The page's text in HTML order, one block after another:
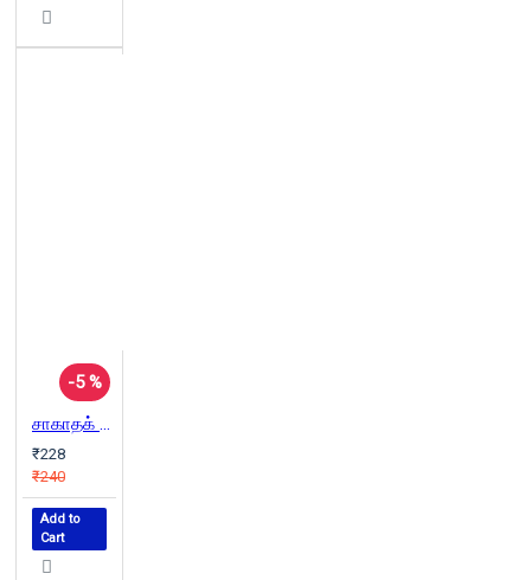
-5 %
சாகாதக் கடவுளுக்குத்தான் எத்துனை பரிமாணங்கள்
₹228
₹240
Add to
Cart